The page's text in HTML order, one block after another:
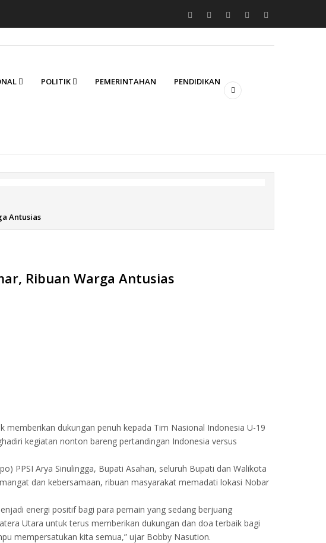
POLITIK PEMERINTAHAN PENDIDIKAN
Antusias
Ribuan Warga Antusias
dukungan penuh kepada Tim Nasional Indonesia U-19
kegiatan nonton bareng pertandingan Indonesia versus
PPSI Arya Sinulingga, Bupati Asahan, seluruh Bupati dan Walikota
dan kebersamaan, ribuan masyarakat memadati lokasi Nobar
energi positif bagi para pemain yang sedang berjuang
Utara untuk terus memberikan dukungan dan doa terbaik bagi
mempersatukan kita semua,” ujar Bobby Nasution.